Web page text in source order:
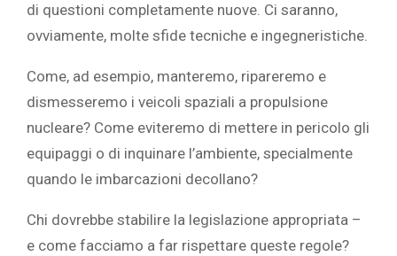
di questioni completamente nuove. Ci saranno,
ovviamente, molte sfide tecniche e ingegneristiche.
Come, ad esempio, manteremo, ripareremo e
dismesseremo i veicoli spaziali a propulsione
nucleare? Come eviteremo di mettere in pericolo gli
equipaggi o di inquinare l’ambiente, specialmente
quando le imbarcazioni decollano?
Chi dovrebbe stabilire la legislazione appropriata –
e come facciamo a far rispettare queste regole?